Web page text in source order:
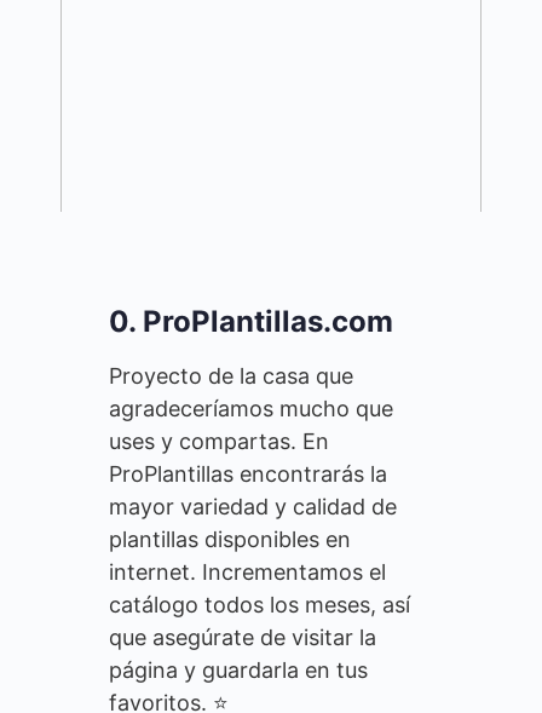
0. ProPlantillas.com
Proyecto de la casa que
agradeceríamos mucho que
uses y compartas. En
ProPlantillas encontrarás la
mayor variedad y calidad de
plantillas disponibles en
internet. Incrementamos el
catálogo todos los meses, así
que asegúrate de visitar la
página y guardarla en tus
favoritos. ⭐